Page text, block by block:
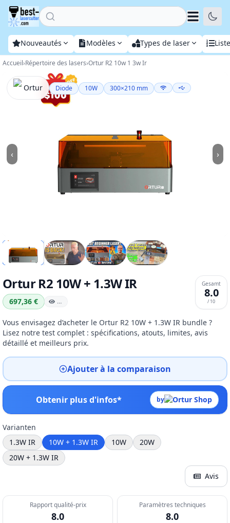
Home
Nouveautés Modèles Types de laser
Accueil›Répertoire des lasers›Ortur R2 10w 1 3w Ir
‹ ›
Ortur Diode 10W 300×210 mm
Ortur R2 10W + 1.3W IR
697,36 € …
Gesamt
8.0
/ 10
Vous envisagez d’acheter le Ortur R2 10W + 1.3W IR bundle ?
Lisez notre test complet : spécifications, atouts, limites, avis
détaillé et meilleurs prix.
Ajouter à la comparaison
Obtenir plus d'infos* by
Varianten
1.3W IR
10W + 1.3W IR 10W
20W
20W + 1.3W IR
Avis
Rapport qualité-prix
8.0
Paramètres techniques
8.0